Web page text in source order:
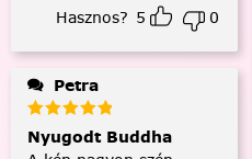
Hasznos? 5 0
Petra
Nyugodt Buddha